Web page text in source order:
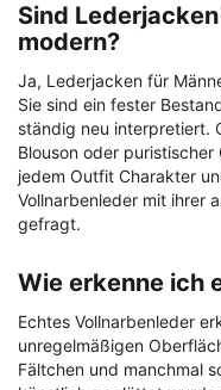
Sind
modern?
Ja, Lederjacken für
Sie sind ein fester
ständig neu interpretiert.
Blouson oder
jedem Outfit Charakter
Vollnarbenleder mit ihrer
gefragt.
Wie erkenne ich
Echtes Vollnarbenleder
unregelmäßigen
Fältchen und manchmal